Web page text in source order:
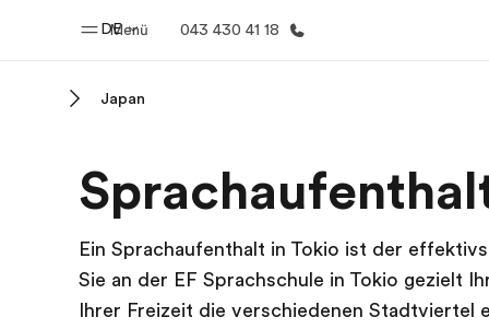
Menü
DE 043 430 41 18
Willkommen bei EF Alle
Japan
Ein Sprachaufenthalt in Tokio ist der
Sie an der EF Sprachschule in Tokio gezielt
Ihrer Freizeit die verschiedenen